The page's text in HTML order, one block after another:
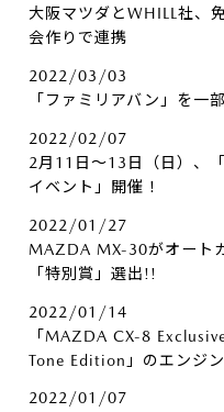
大阪マツダとWHILL社、
会作りで連携
2022/03/03
「ファミリアバン」を一
2022/02/07
2月11日～13日（日）、
イベント」開催！
2022/01/27
MAZDA MX-30がオート
「特別賞」選出!!
2022/01/14
「MAZDA CX-8
Tone Edition」のエンジ
2022/01/07